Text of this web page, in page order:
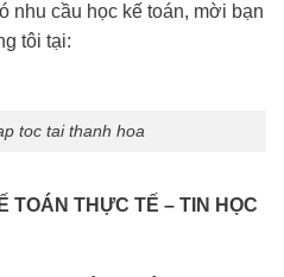
nhu cầu học kế toán, mời bạn
tôi tại:
toc tai thanh hoa
TOÁN THỰC TẾ – TIN HỌC